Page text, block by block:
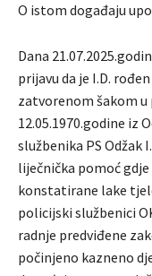
O istom događaju
Dana
prijavu da je I.D.
zatvorenom šakom u
12.05.1970.godine iz
službenika PS Odžak
liječnička pomoć
konstatirane lake
policijski službenici
radnje predviđene
počinjeno kazneno